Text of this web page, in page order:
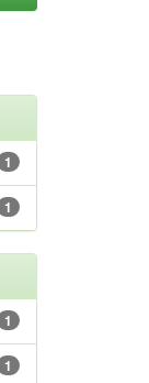
1
1
1
1